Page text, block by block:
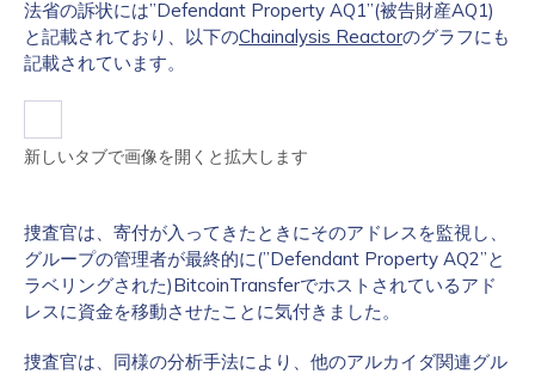
法省の訴状には”Defendant Property AQ1”(被告財産AQ1)
と記載されており、以下のChainalysis Reactorのグラフにも
記載されています。
新しいタブで画像を開くと拡大します
捜査官は、寄付が入ってきたときにそのアドレスを監視し、
グループの管理者が最終的に(”Defendant Property AQ2”と
ラベリングされた)BitcoinTransferでホストされているアド
レスに資金を移動させたことに気付きました。
捜査官は、同様の分析手法により、他のアルカイダ関連グル